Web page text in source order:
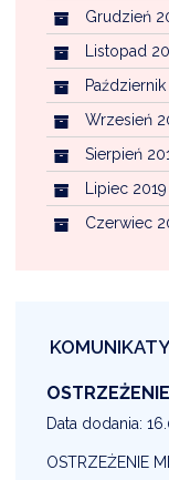
Grudzień
Listopad
Październik
Wrzesień
Sierpień
Lipiec 2019
Czerwiec
KOMUNIKATY
Data dodania:
OSTRZEŻENIE